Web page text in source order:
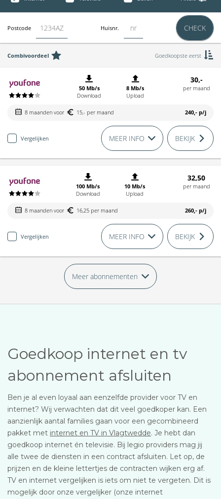
Postcode Huisnr. CHECK
Combivoordeel Goedkoopste eerst
50 Mb/s
Download
8 Mb/s
Upload
30,-
per maand
8 maanden voor 15,- per maand 240,- p/j
Vergelijken MEER INFO BEKIJK
100 Mb/s
Download
10 Mb/s
Upload
32,50
per maand
8 maanden voor 16,25 per maand 260,- p/j
Vergelijken MEER INFO BEKIJK
Meer abonnementen
Goedkoop internet en tv
abonnement afsluiten
Ben je al even loyaal aan eenzelfde provider voor TV en
internet? Wij verwachten dat dit veel goedkoper kan. Een
aanzienlijk aantal families gaan voor een gecombineerd
pakket met internet en TV in Vlagtwedde. Je hebt dan
goedkoop internet én televisie. Bij legio providers mag jij
alle twee de diensten in een contract afsluiten. Let op, de
prijzen en de kleine lettertjes de contracten wijken erg af.
TV en internet vergelijken is iets om niet te vergeten. Dit is
mogelijk door onze vergelijker (onze internet